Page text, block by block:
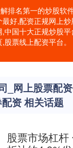
排名第一的炒股软
好,配资正规网上
中国十大正规炒股
票线上配资平台。
_网上股票配
资 相关话题
股票市场杠